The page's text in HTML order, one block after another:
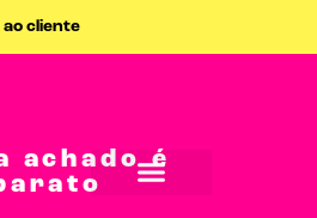
cliente
achado é